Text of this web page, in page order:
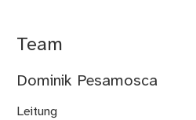
Team
Dominik Pesamosca
Leitung